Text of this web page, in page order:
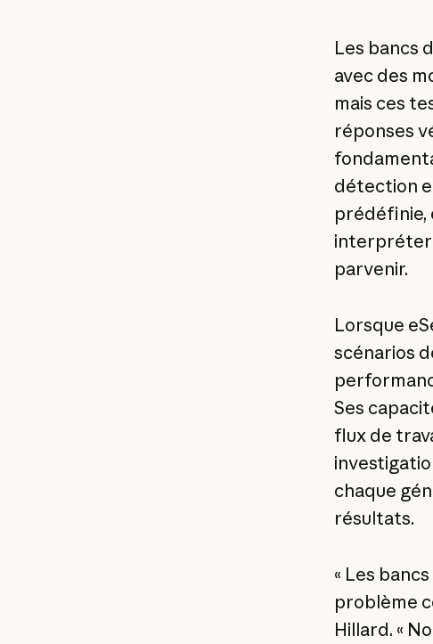
Les bancs
avec des
mais ces
réponses
détection
prédéfinie,
interpréter
parvenir.
Lorsque
scénarios
Ses
flux de
chaque
résultats.
« Les
problème
Hillard. «